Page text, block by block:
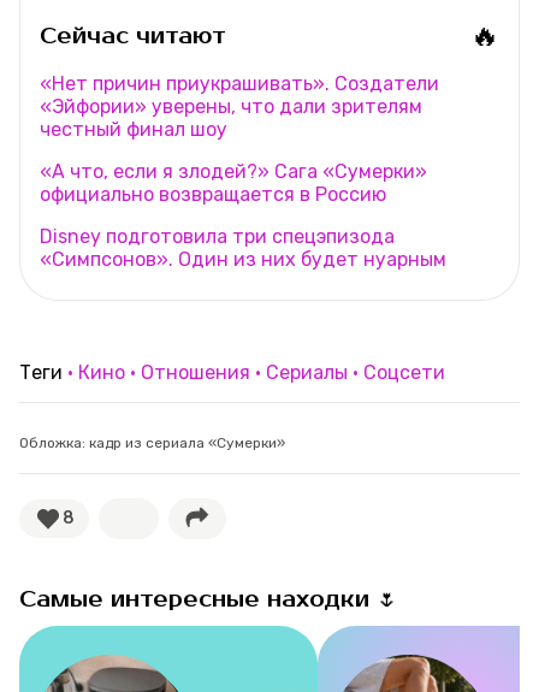
Сейчас читают 🔥
«Нет причин приукрашивать». Создатели
«Эйфории» уверены, что дали зрителям
честный финал шоу
«А что, если я злодей?» Сага «Сумерки»
официально возвращается в Россию
Disney подготовила три спецэпизода
«Симпсонов». Один из них будет нуарным
Теги Кино Отношения Сериалы Соцсети
Обложка: кадр из сериала «Сумерки»
8
Самые интересные находки 🌷